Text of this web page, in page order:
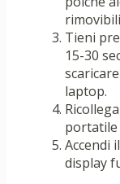
Tieni
15-30
laptop.
portatile
Accendi
display